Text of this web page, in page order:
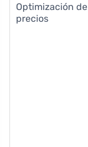
Optimización de
precios